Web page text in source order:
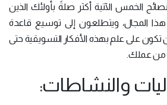
الخمس الآتية أكثر صلةً بأولئك الذين
المجال، ويتطلعون إلى توسيع قاعدة
تكون على علم بهذه الأفكار التسويقية حتى
من عملك.